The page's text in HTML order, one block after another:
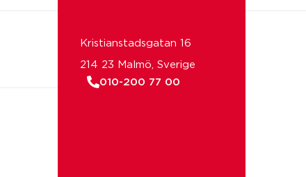
Kristianstadsgatan 16
214 23 Malmö, Sverige
010-200 77 00